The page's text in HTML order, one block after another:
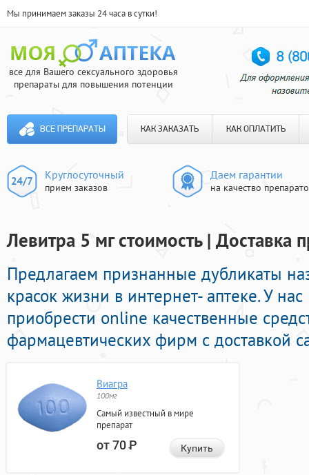
Мы принимаем заказы 24 часа в сутки!
все для Вашего сексуального здоровья
препараты для повышения потенции
ВСЕ ПРЕПАРАТЫ КАК ЗАКАЗАТЬ КАК ОПЛАТИТЬ
Круглосуточный
прием заказов
Даем гарантии
на качество
Левитра 5 мг стоимость | Доставка
Предлагаем признанные дубликаты
красок жизни в интернет- аптеке. У
приобрести online качественные
фармацевтических фирм с доставкой
Виагра
100мг
Самый известный в мире
препарат
от 70Р Купить